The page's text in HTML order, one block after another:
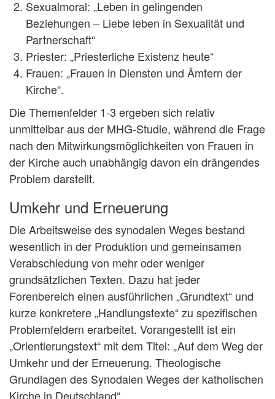
Sexualmoral: „Leben in gelingenden
Beziehungen – Liebe leben in Sexualität und
Partnerschaft“
Priester: „Priesterliche Existenz heute“
Frauen: „Frauen in Diensten und Ämtern der
Kirche“.
Die Themenfelder 1-3 ergeben sich relativ
unmittelbar aus der MHG-Studie, während die Frage
nach den Mitwirkungsmöglichkeiten von Frauen in
der Kirche auch unabhängig davon ein drängendes
Problem darstellt.
Umkehr und Erneuerung
Die Arbeitsweise des synodalen Weges bestand
wesentlich in der Produktion und gemeinsamen
Verabschiedung von mehr oder weniger
grundsätzlichen Texten. Dazu hat jeder
Forenbereich einen ausführlichen „Grundtext“ und
kurze konkretere „Handlungstexte“ zu spezifischen
Problemfeldern erarbeitet. Vorangestellt ist ein
„Orientierungstext“ mit dem Titel: „Auf dem Weg der
Umkehr und der Erneuerung. Theologische
Grundlagen des Synodalen Weges der katholischen
Kirche in Deutschland“.